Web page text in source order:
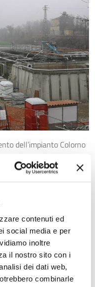
contenuti ed
social media e per
inoltre
il nostro sito con i
dei dati web,
combinarle
dell’impianto Colorno
in pressione, si
Colorno Nord, con
hanno continuato ad
d’efficienza. La
del nuovo